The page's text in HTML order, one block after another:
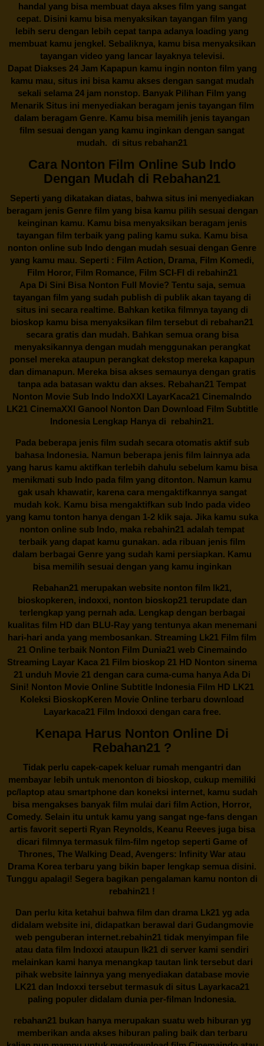
handal yang bisa membuat daya akses film yang sangat
cepat. Disini kamu bisa menyaksikan tayangan film yang
lebih seru dengan lebih cepat tanpa adanya loading yang
membuat kamu jengkel. Sebaliknya, kamu bisa menyaksikan
tayangan video yang lancar layaknya televisi.
Dapat Diakses 24 Jam Kapapun kamu ingin nonton film yang
kamu mau, situs ini bisa kamu akses dengan sangat mudah
sekali selama 24 jam nonstop. Banyak Pilihan Film yang
Menarik Situs ini menyediakan beragam jenis tayangan film
dalam beragam Genre. Kamu bisa memilih jenis tayangan
film sesuai dengan yang kamu inginkan dengan sangat
mudah. di situs rebahan21
Cara Nonton Film Online Sub Indo
Dengan Mudah di Rebahan21
Seperti yang dikatakan diatas, bahwa situs ini menyediakan
beragam jenis Genre film yang bisa kamu pilih sesuai dengan
keinginan kamu. Kamu bisa menyaksikan beragam jenis
tayangan film terbaik yang paling kamu suka. Kamu bisa
nonton online sub Indo dengan mudah sesuai dengan Genre
yang kamu mau. Seperti : Film Action, Drama, Film Komedi,
Film Horor, Film Romance, Film SCI-FI di rebahin21
Apa Di Sini Bisa Nonton Full Movie? Tentu saja, semua
tayangan film yang sudah publish di publik akan tayang di
situs ini secara realtime. Bahkan ketika filmnya tayang di
bioskop kamu bisa menyaksikan film tersebut di rebahan21
secara gratis dan mudah. Bahkan semua orang bisa
menyaksikannya dengan mudah menggunakan perangkat
ponsel mereka ataupun perangkat dekstop mereka kapapun
dan dimanapun. Mereka bisa akses semaunya dengan gratis
tanpa ada batasan waktu dan akses. Rebahan21 Tempat
Nonton Movie Sub Indo IndoXXI LayarKaca21 CinemaIndo
LK21 CinemaXXI Ganool Nonton Dan Download Film Subtitle
Indonesia Lengkap Hanya di rebahin21.
Pada beberapa jenis film sudah secara otomatis aktif sub
bahasa Indonesia. Namun beberapa jenis film lainnya ada
yang harus kamu aktifkan terlebih dahulu sebelum kamu bisa
menikmati sub Indo pada film yang ditonton. Namun kamu
gak usah khawatir, karena cara mengaktifkannya sangat
mudah kok. Kamu bisa mengaktifkan sub Indo pada video
yang kamu tonton hanya dengan 1-2 klik saja. Jika kamu suka
nonton online sub Indo, maka rebahin21 adalah tempat
terbaik yang dapat kamu gunakan. ada ribuan jenis film
dalam berbagai Genre yang sudah kami persiapkan. Kamu
bisa memilih sesuai dengan yang kamu inginkan
Rebahan21 merupakan website nonton film lk21,
bioskopkeren, indoxxi, nonton bioskop21 terupdate dan
terlengkap yang pernah ada. Lengkap dengan berbagai
kualitas film HD dan BLU-Ray yang tentunya akan menemani
hari-hari anda yang membosankan. Streaming Lk21 Film film
21 Online terbaik Nonton Film Dunia21 web Cinemaindo
Streaming Layar Kaca 21 Film bioskop 21 HD Nonton sinema
21 unduh Movie 21 dengan cara cuma-cuma hanya Ada Di
Sini! Nonton Movie Online Subtitle Indonesia Film HD LK21
Koleksi BioskopKeren Movie Online terbaru download
Layarkaca21 Film Indoxxi dengan cara free.
Kenapa Harus Nonton Online Di
Rebahan21 ?
Tidak perlu capek-capek keluar rumah mengantri dan
membayar lebih untuk menonton di bioskop, cukup memiliki
pc/laptop atau smartphone dan koneksi internet, kamu sudah
bisa mengakses banyak film mulai dari film Action, Horror,
Comedy. Selain itu untuk kamu yang sangat nge-fans dengan
artis favorit seperti Ryan Reynolds, Keanu Reeves juga bisa
dicari filmnya termasuk film-film ngetop seperti Game of
Thrones, The Walking Dead, Avengers: Infinity War atau
Drama Korea terbaru yang bikin baper lengkap semua disini.
Tunggu apalagi! Segera bagikan pengalaman kamu nonton di
rebahin21 !
Dan perlu kita ketahui bahwa film dan dramaLk21yg ada
didalam website ini, didapatkan berawal dari Gudangmovie
web penguberan internet.rebahin21 tidak menyimpan file
atau data film Indoxxi ataupun lk21 di server kami sendiri
melainkan kami hanya menangkap tautan link tersebut dari
pihak website lainnya yang menyediakan database movie
LK21 dan Indoxxi tersebut termasuk di situs Layarkaca21
paling populer didalam dunia per-filman Indonesia.
rebahan21bukan hanya merupakan suatu web hiburan yg
memberikan anda akses hiburan paling baik dan terbaru